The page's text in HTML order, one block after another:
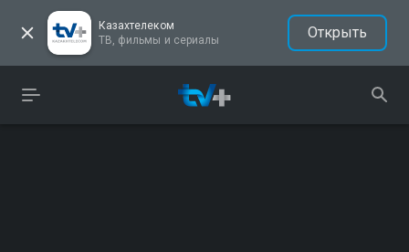
Казахтелеком
ТВ, фильмы и сериалы
Открыть